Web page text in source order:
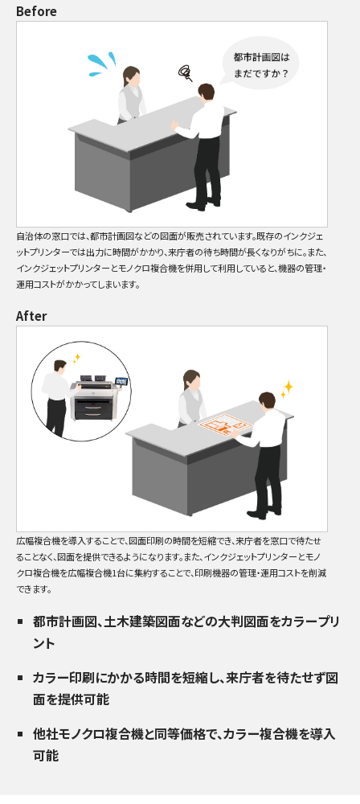
Before
自治体の窓口では、都市計画図などの図面が販売されています。既存のインクジェ
ットプリンターでは出力に時間がかかり、来庁者の待ち時間が長くなりがちに。また、
インクジェットプリンターとモノクロ複合機を併用して利用していると、機器の管理・
運用コストがかかってしまいます。
After
広幅複合機を導入することで、図面印刷の時間を短縮でき、来庁者を窓口で待たせ
ることなく、図面を提供できるようになります。また、インクジェットプリンターとモノ
クロ複合機を広幅複合機1台に集約することで、印刷機器の管理・運用コストを削減
できます。
都市計画図、土木建築図面などの大判図面をカラープリ
ント
カラー印刷にかかる時間を短縮し、来庁者を待たせず図
面を提供可能
他社モノクロ複合機と同等価格で、カラー複合機を導入
可能